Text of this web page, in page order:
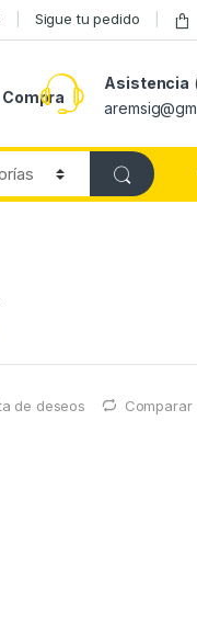
Sigue tu pedido
Asistencia
de deseos Comparar